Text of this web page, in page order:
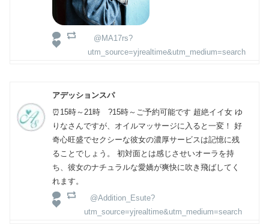
@MA17rs?
utm_source=yjrealtime&utm_medium=search
アデッションスパ
⏰15時～21時 ?15時～ご予約可能です 超絶イイ女 ゆ
りなさんですが、オイルマッサージに入ると一変！ 好
奇心旺盛でセクシーな彼女の濃厚サービスは記憶に残
ることでしょう。 初対面とは感じさせいオーラを持
ち、彼女のナチュラルな愛嬌が爽快に吹き飛ばしてく
れます。
@Addition_Esute?
utm_source=yjrealtime&utm_medium=search